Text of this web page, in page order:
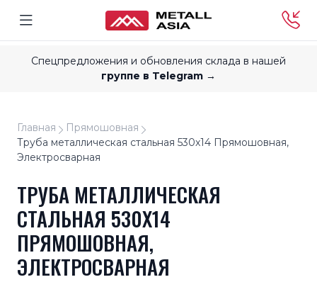
Спецпредложения и обновления склада в нашей
группе в Telegram →
Главная
Прямошовная
Труба металлическая стальная 530x14 Прямошовная,
Электросварная
ТРУБА МЕТАЛЛИЧЕСКАЯ
СТАЛЬНАЯ 530X14
ПРЯМОШОВНАЯ,
ЭЛЕКТРОСВАРНАЯ